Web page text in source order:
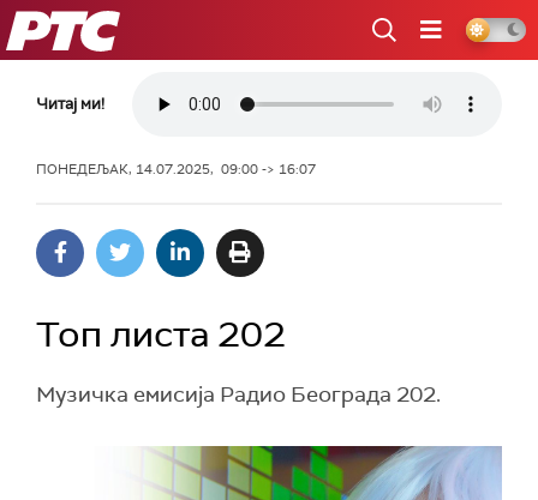
РТС
Читај ми!
ПОНЕДЕЉАК, 14.07.2025, 09:00 -> 16:07
Топ листа 202
Музичка емисија Радио Београда 202.